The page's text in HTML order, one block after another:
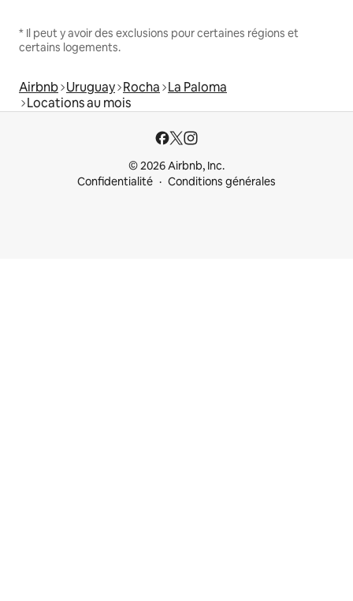
* Il peut y avoir des exclusions pour certaines régions et
certains logements.
Airbnb Uruguay Rocha La Paloma
Locations au mois
© 2026 Airbnb, Inc.
Confidentialité
Conditions générales